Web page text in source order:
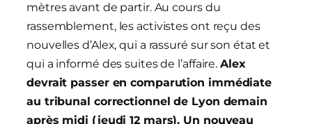
mètres avant de partir. Au cours du
rassemblement, les activistes ont reçu des
nouvelles d’Alex, qui a rassuré sur son état et
qui a informé des suites de l’affaire.Alex
devrait passer en comparution immédiate
au tribunal correctionnel de Lyon demain
après midi (jeudi 12 mars). Un nouveau